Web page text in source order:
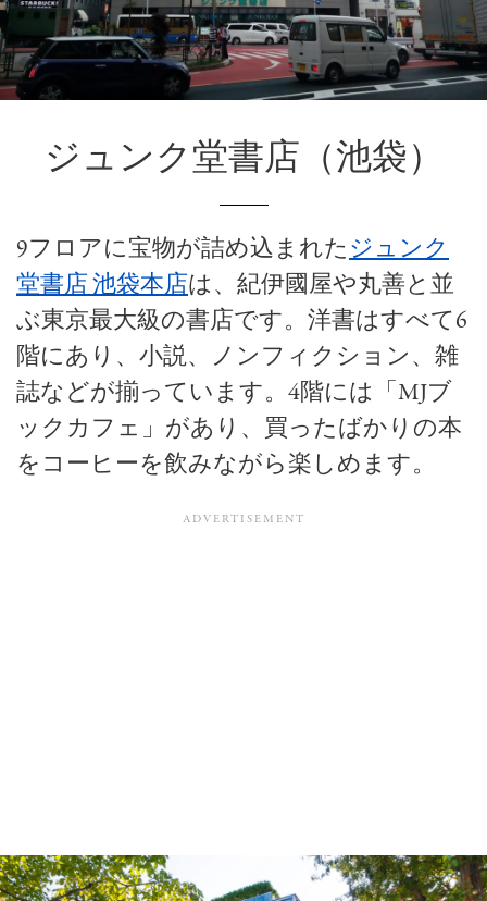
ジュンク堂書店（池袋）
9フロアに宝物が詰め込まれたジュンク
堂書店 池袋本店は、紀伊國屋や丸善と並
ぶ東京最大級の書店です。洋書はすべて6
階にあり、小説、ノンフィクション、雑
誌などが揃っています。4階には「MJブ
ックカフェ」があり、買ったばかりの本
をコーヒーを飲みながら楽しめます。